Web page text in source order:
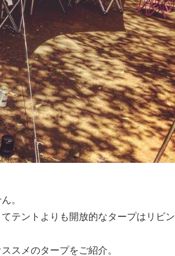
。
テントよりも開放的なタープはリビン
スメのタープをご紹介。